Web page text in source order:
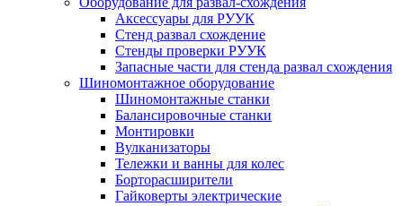
Аксессуары для РУУК
Стенд развал схождение
Стенды проверки РУУК
Запасные части для стенда развал схождения
Шиномонтажное оборудование
Шиномонтажные станки
Балансировочные станки
Монтировки
Вулканизаторы
Тележки и ванны для колес
Борторасширители
Гайковерты электрические